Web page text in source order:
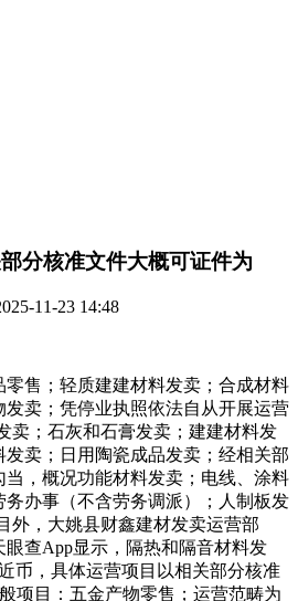
分核准文件大概可证件为
11-23 14:48
售；轻质建建材料发卖；合成材料
卖；凭停业执照依法自从开展运营
卖；石灰和石膏发卖；建建材料发
卖；日用陶瓷成品发卖；经相关部
，概况功能材料发卖；电线、涂料
办事（不含劳务调派）；人制板发
外，大姚县财鑫建材发卖运营部
眼查App显示，隔热和隔音材料发
币，具体运营项目以相关部分核准
项目：五金产物零售；运营范畴为